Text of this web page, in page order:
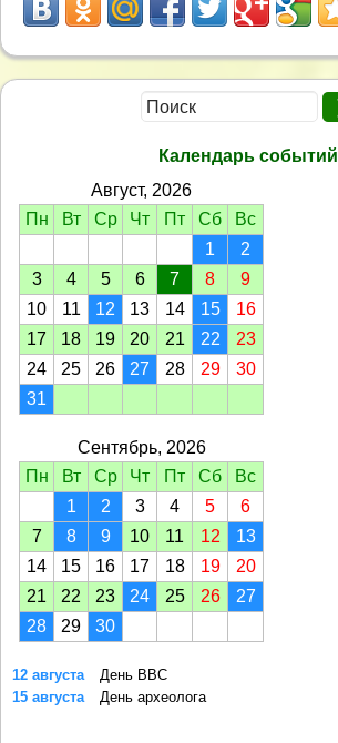
Календарь событий
Август, 2026
Пн
Вт Ср Чт Пт Сб
Вс
1
2
3
4 5 6 7 8
9
10
11 12 13 14 15
16
17
18 19 20 21 22
23
24
25 26 27 28 29
30
31
Сентябрь, 2026
Пн
Вт Ср Чт Пт Сб
Вс
1
2 3 4 5
6
7
8 9 10 11 12
13
14
15 16 17 18 19
20
21
22 23 24 25 26
27
28
29 30
12 августа
День ВВС
15 августа
День археолога